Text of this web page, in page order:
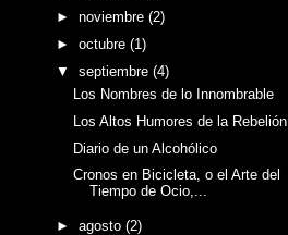
► noviembre (2)
► octubre (1)
▼ septiembre (4)
Los Nombres de lo Innombrable
Los Altos Humores de la Rebelión
Diario de un Alcohólico
Cronos en Bicicleta, o el Arte del
Tiempo de Ocio,...
► agosto (2)